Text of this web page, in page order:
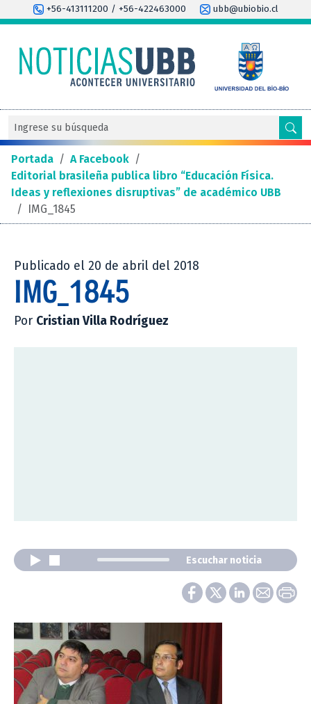
+56-413111200 / +56-422463000 ubb@ubiobio.cl
Portada / A Facebook /
Editorial brasileña publica libro “Educación Física.
Ideas y reflexiones disruptivas” de académico UBB
/ IMG_1845
Publicado el 20 de abril del 2018
IMG_1845
Por Cristian Villa Rodríguez
Escuchar noticia